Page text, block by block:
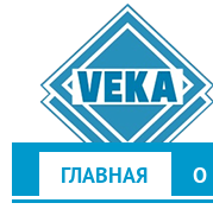
ГЛАВНАЯ О